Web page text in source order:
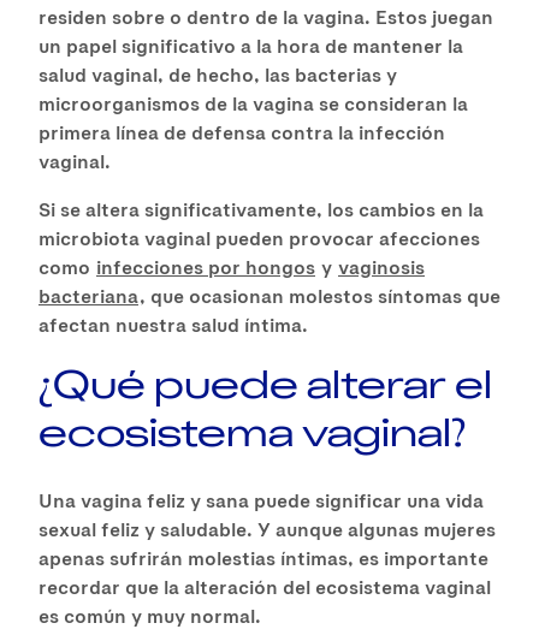
residen sobre o dentro de la vagina. Estos juegan
un papel significativo a la hora de mantener la
salud vaginal, de hecho, las bacterias y
microorganismos de la vagina se consideran la
primera línea de defensa contra la infección
vaginal.
Si se altera significativamente, los cambios en la
microbiota vaginal pueden provocar afecciones
como infecciones por hongos y vaginosis
bacteriana, que ocasionan molestos síntomas que
afectan nuestra salud íntima.
¿Qué puede alterar el
ecosistema vaginal?
Una vagina feliz y sana puede significar una vida
sexual feliz y saludable. Y aunque algunas mujeres
apenas sufrirán molestias íntimas, es importante
recordar que la alteración del ecosistema vaginal
es común y muy normal.